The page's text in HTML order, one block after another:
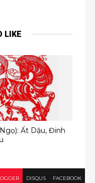
LIKE
Ất Dậu, Đinh
DISQUS FACEBOOK